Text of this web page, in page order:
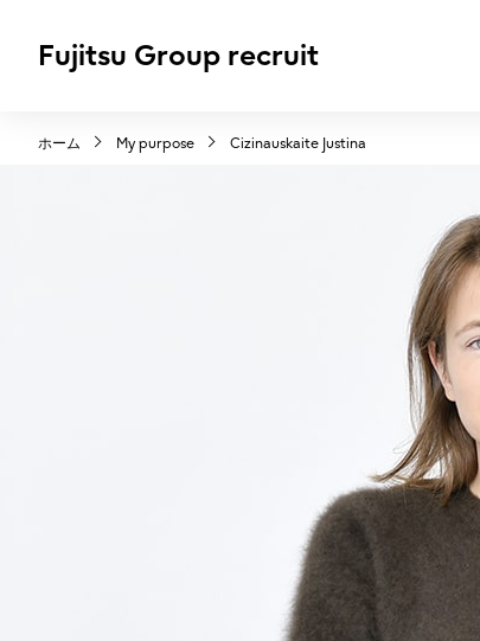
Fujitsu Group recruit
ホーム My purpose Cizinauskaite Justina